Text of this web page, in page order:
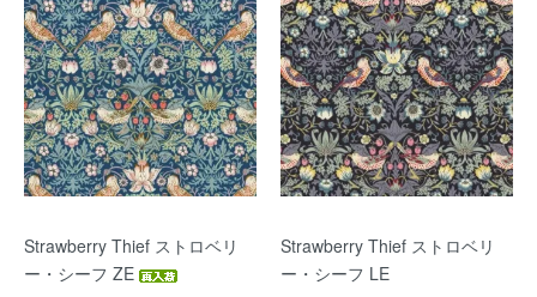
Strawberry Thief ストロベリ
ー・シーフ ZE
Strawberry Thief ストロベリ
ー・シーフ LE